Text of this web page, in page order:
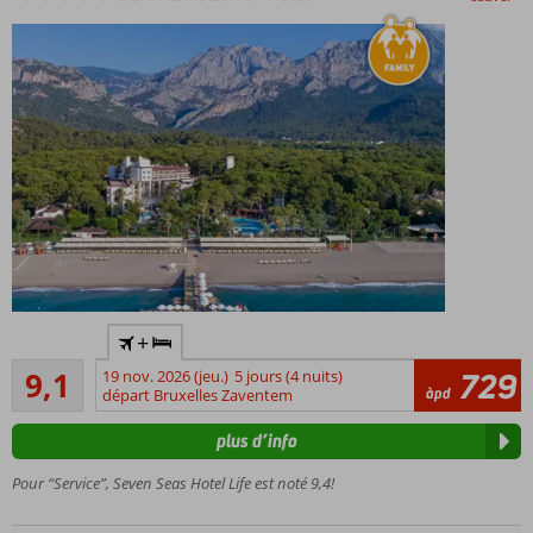
Directement
sur la plage
privée
5 piscines
rafraîchissantes
Excellents
restaurants
9,1
Excellente
11
commentaires
+
19 nov. 2026 (jeu.) 5 jours (4 nuits)
départ Bruxelles Zaventem
àpd 729
Pour “Service”, Seven Seas Hotel Life est noté 9,4!
plus d’info